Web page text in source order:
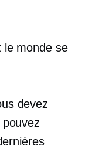
le monde se
devez